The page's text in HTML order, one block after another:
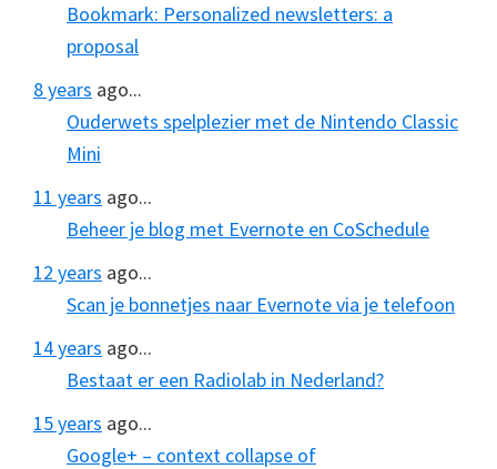
Bookmark: Personalized newsletters: a
proposal
8 years ago...
Ouderwets spelplezier met de Nintendo Classic
Mini
11 years ago...
Beheer je blog met Evernote en CoSchedule
12 years ago...
Scan je bonnetjes naar Evernote via je telefoon
14 years ago...
Bestaat er een Radiolab in Nederland?
15 years ago...
Google+ – context collapse of